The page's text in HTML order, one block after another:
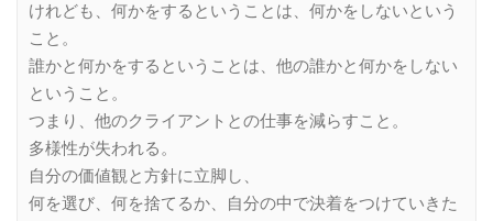
けれども、何かをするということは、何かをしないという
こと。
誰かと何かをするということは、他の誰かと何かをしない
ということ。
つまり、他のクライアントとの仕事を減らすこと。
多様性が失われる。
自分の価値観と方針に立脚し、
何を選び、何を捨てるか、自分の中で決着をつけていきた